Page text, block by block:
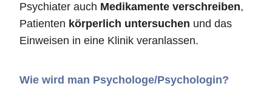
Psychiater auch Medikamente verschreiben,
Patienten körperlich untersuchen und das
Einweisen in eine Klinik veranlassen.
Wie wird man Psychologe/Psychologin?